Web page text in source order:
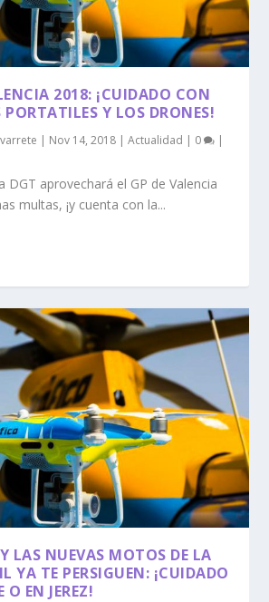
2018: ¡CUIDADO CON
PORTATILES Y LOS DRONES!
| Nov 14, 2018 |Actualidad | 0 |
DGT aprovechará el GP de Valencia
multas, ¡y cuenta con la...
LAS NUEVAS MOTOS DE LA
YA TE PERSIGUEN: ¡CUIDADO
O EN JEREZ!